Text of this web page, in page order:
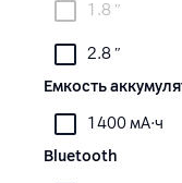
1.8 ″
2.8 ″
Емкость
1400 мА·ч
Bluetooth